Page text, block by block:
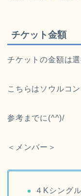
チケット金額
チケットの金額は
こちらはソウルコ
参考までに(^^)/
＜メンバー＞
４Kシング